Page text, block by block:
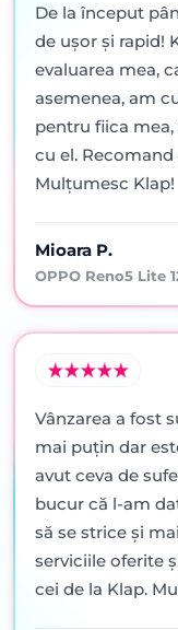
De la început
de ușor și rapid!
evaluarea mea,
asemenea, am
pentru fiica
cu el.
Mulțumesc Klap!
Mioara P.
OPPO Reno5 Lite
Vânzarea a fost
mai puţin dar
avut ceva de
bucur că l-am
să se strice şi
serviciile oferite
cei de la Klap.